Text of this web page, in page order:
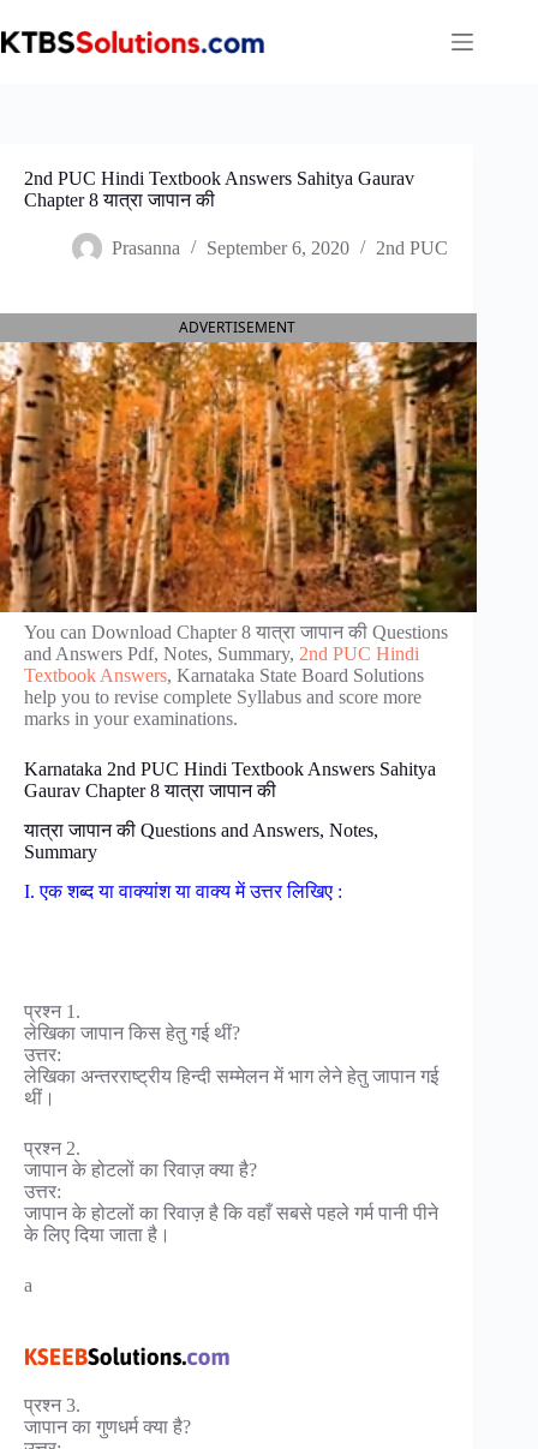
to
content
2nd PUC Hindi Textbook Answers Sahitya Gaurav
Chapter 8 यात्रा जापान की
Prasanna September 6, 2020 2nd PUC
ADVERTISEMENT
You can Download Chapter 8 यात्रा जापान की Questions
and Answers Pdf, Notes, Summary, 2nd PUC Hindi
Textbook Answers, Karnataka State Board Solutions
help you to revise complete Syllabus and score more
marks in your examinations.
Karnataka 2nd PUC Hindi Textbook Answers Sahitya
Gaurav Chapter 8 यात्रा जापान की
यात्रा जापान की Questions and Answers, Notes,
Summary
I. एक शब्द या वाक्यांश या वाक्य में उत्तर लिखिए :
प्रश्न 1.
लेखिका जापान किस हेतु गई थीं?
उत्तर:
लेखिका अन्तरराष्ट्रीय हिन्दी सम्मेलन में भाग लेने हेतु जापान गई
थीं।
प्रश्न 2.
जापान के होटलों का रिवाज़ क्या है?
उत्तर:
जापान के होटलों का रिवाज़ है कि वहाँ सबसे पहले गर्म पानी पीने
के लिए दिया जाता है।
a
प्रश्न 3.
जापान का गुणधर्म क्या है?